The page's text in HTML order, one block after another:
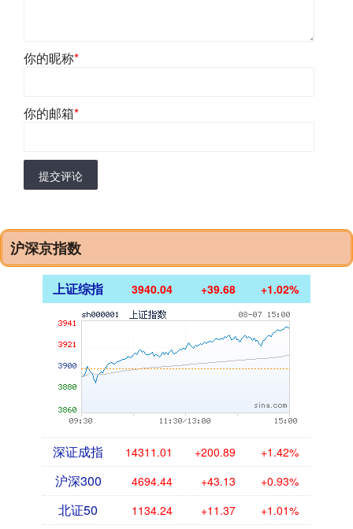
你的昵称*
你的邮箱*
提交评论
沪深京指数
上证综指 3940.04 +39.68 +1.02%
深证成指 14311.01 +200.89 +1.42%
沪深300 4694.44 +43.13 +0.93%
北证50 1134.24 +11.37 +1.01%